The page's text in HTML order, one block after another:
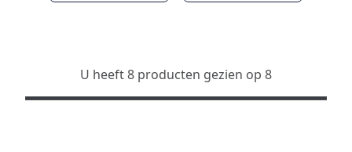
U heeft 8 producten gezien op 8